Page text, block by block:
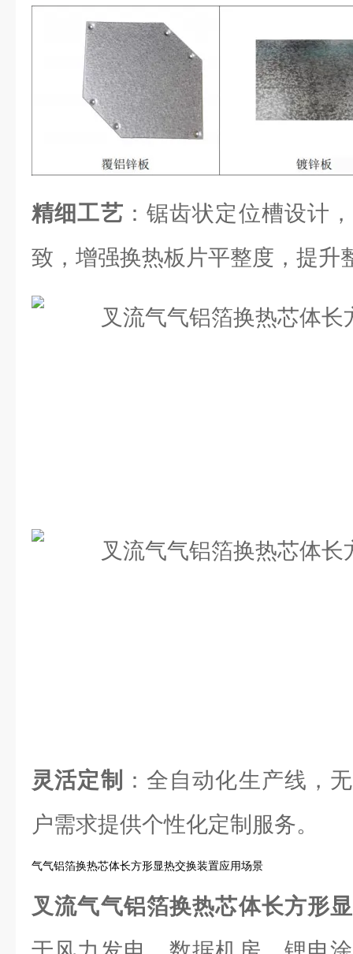
精细工艺 ：锯齿状定位槽设计
致，增强换热板片平整度，提升
灵活定制
：全自动化生产线，
户需求提供个性化定制服务。
气气铝箔换热芯体长方形显热交换装置应用场景
叉流气气铝箔换热芯体长方形